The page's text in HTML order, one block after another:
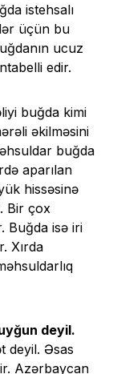
istehsalı
üçün bu
ucuz
edir.
buğda kimi
əkilməsini
buğda
aparılan
hissəsinə
Bir çox
Buğda isə iri
Xırda
deyil.
deyil. Əsas
Azərbaycan